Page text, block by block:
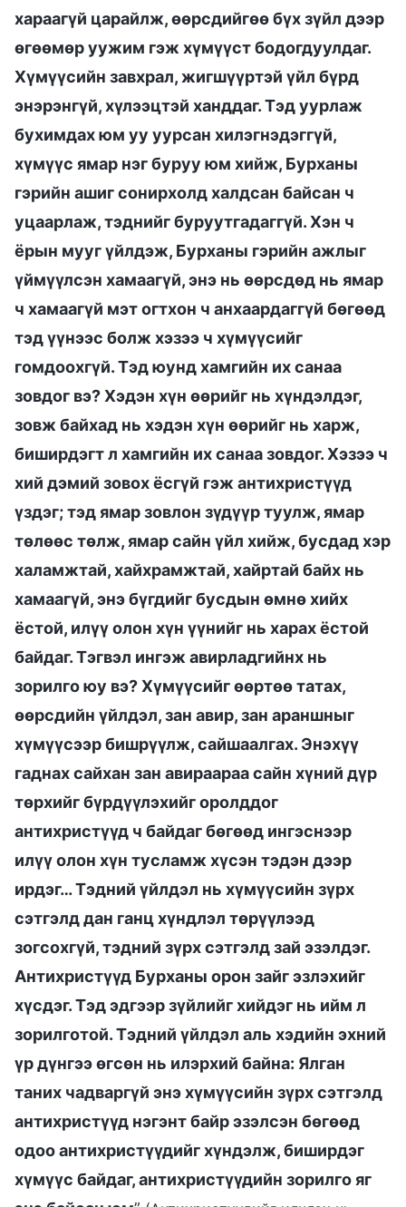
хараагүй царайлж, өөрсдийгөө бүх зүйл дээр
өгөөмөр уужим гэж хүмүүст бодогдуулдаг.
Хүмүүсийн завхрал, жигшүүртэй үйл бүрд
энэрэнгүй, хүлээцтэй ханддаг. Тэд уурлаж
бухимдах юм уу уурсан хилэгнэдэггүй,
хүмүүс ямар нэг буруу юм хийж, Бурханы
гэрийн ашиг сонирхолд халдсан байсан ч
уцаарлаж, тэднийг буруутгадаггүй. Хэн ч
ёрын мууг үйлдэж, Бурханы гэрийн ажлыг
үймүүлсэн хамаагүй, энэ нь өөрсдөд нь ямар
ч хамаагүй мэт огтхон ч анхаардаггүй бөгөөд
тэд үүнээс болж хэзээ ч хүмүүсийг
гомдоохгүй. Тэд юунд хамгийн их санаа
зовдог вэ? Хэдэн хүн өөрийг нь хүндэлдэг,
зовж байхад нь хэдэн хүн өөрийг нь харж,
биширдэгт л хамгийн их санаа зовдог. Хэзээ ч
хий дэмий зовох ёсгүй гэж антихристүүд
үздэг; тэд ямар зовлон зүдүүр туулж, ямар
төлөөс төлж, ямар сайн үйл хийж, бусдад хэр
халамжтай, хайхрамжтай, хайртай байх нь
хамаагүй, энэ бүгдийг бусдын өмнө хийх
ёстой, илүү олон хүн үүнийг нь харах ёстой
байдаг. Тэгвэл ингэж авирладгийнх нь
зорилго юу вэ? Хүмүүсийг өөртөө татах,
өөрсдийн үйлдэл, зан авир, зан араншныг
хүмүүсээр бишрүүлж, сайшаалгах. Энэхүү
гаднах сайхан зан авираараа сайн хүний дүр
төрхийг бүрдүүлэхийг оролддог
антихристүүд ч байдаг бөгөөд ингэснээр
илүү олон хүн тусламж хүсэн тэдэн дээр
ирдэг… Тэдний үйлдэл нь хүмүүсийн зүрх
сэтгэлд дан ганц хүндлэл төрүүлээд
зогсохгүй, тэдний зүрх сэтгэлд зай эзэлдэг.
Антихристүүд Бурханы орон зайг эзлэхийг
хүсдэг. Тэд эдгээр зүйлийг хийдэг нь ийм л
зорилготой. Тэдний үйлдэл аль хэдийн эхний
үр дүнгээ өгсөн нь илэрхий байна: Ялган
таних чадваргүй энэ хүмүүсийн зүрх сэтгэлд
антихристүүд нэгэнт байр эзэлсэн бөгөөд
одоо антихристүүдийг хүндэлж, биширдэг
хүмүүс байдаг, антихристүүдийн зорилго яг